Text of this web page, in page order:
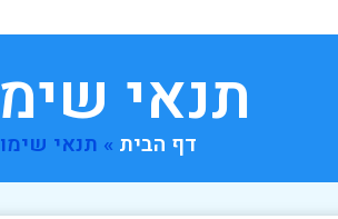
תנאי
דף הבית » תנאי